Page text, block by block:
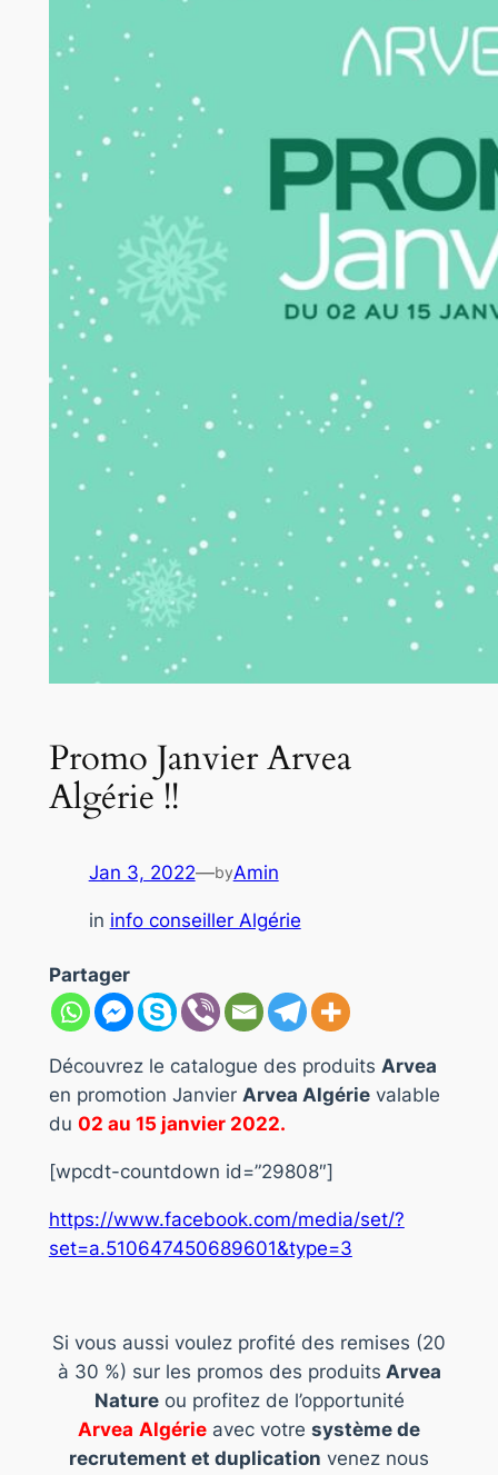
Promo Janvier Arvea
Algérie !!
Jan 3, 2022—byAmin
in info conseiller Algérie
Partager
Découvrez le catalogue des produits Arvea
en promotion Janvier Arvea Algérievalable
du 02 au 15 janvier 2022.
[wpcdt-countdown id=”29808″]
https://www.facebook.com/media/set/?
set=a.510647450689601&type=3
Si vous aussi voulez profité des remises (20
à 30 %) sur les promos des produits Arvea
Natureou profitez de l’opportunité
Arvea Algérie avec votre système de
recrutement et duplication venez nous